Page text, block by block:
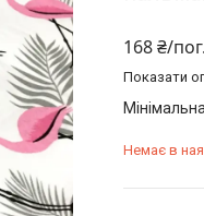
168 ₴/
Показати
Немає в